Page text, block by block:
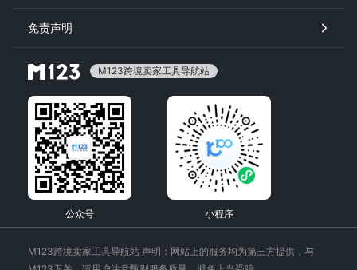
免责声明
M123跨境卖家工具导航站
公众号 小程序
M123跨境卖家工具导航站 声明：网站上的服务均为第三方提供，与